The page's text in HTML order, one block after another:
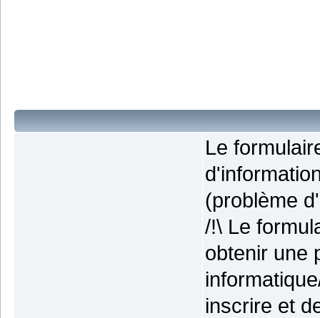
Le
(problème
/!\ Le
obtenir une
inscrire et